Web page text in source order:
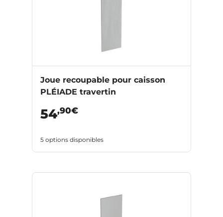
Joue recoupable pour caisson
PLÉIADE travertin
54,90€
5 options disponibles